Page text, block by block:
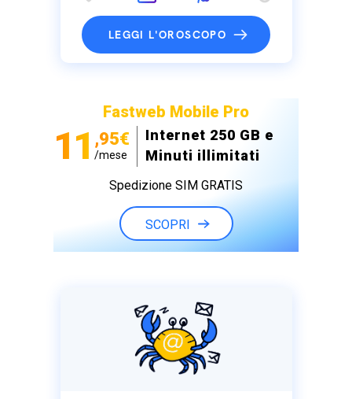
LEGGI L'OROSCOPO
Fastweb Mobile Pro
11 ,95€
/mese
Internet 250 GB e
Minuti illimitati
Spedizione SIM GRATIS
SCOPRI